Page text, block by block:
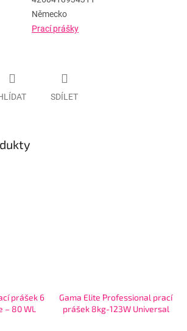
Německo
Prací prášky
SDÍLET
prášek 6
– 80 WL
Gama Elite Professional prací
prášek 8kg-123W Universal